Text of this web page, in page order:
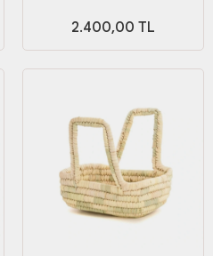
2.400,00 TL